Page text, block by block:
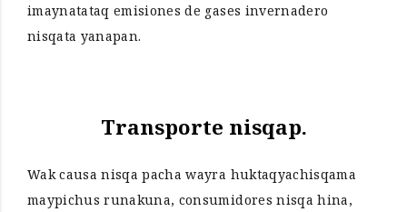
imaynatataq emisiones de gases invernadero
nisqata yanapan.
Transporte nisqap.
Wak causa nisqa pacha wayra huktaqyachisqama
maypichus runakuna, consumidores nisqa hina,